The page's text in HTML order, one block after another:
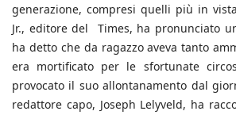
generazione, compresi quelli più in
Jr., editore del Times, ha pronunciato
ha detto che da ragazzo aveva tanto
era mortificato per le sfortunate
provocato il suo allontanamento dal
redattore capo, Joseph Lelyveld, ha